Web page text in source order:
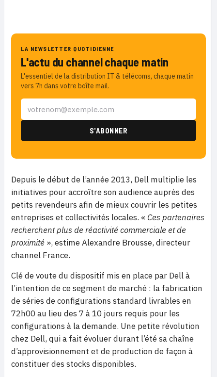
LA NEWSLETTER QUOTIDIENNE
L'actu du channel chaque matin
L'essentiel de la distribution IT & télécoms, chaque matin
vers 7h dans votre boîte mail.
Depuis le début de l’année 2013, Dell multiplie les
initiatives pour accroître son audience auprès des
petits revendeurs afin de mieux couvrir les petites
entreprises et collectivités locales. « Ces partenaires
recherchent plus de réactivité commerciale et de
proximité », estime Alexandre Brousse, directeur
channel France.
Clé de voute du dispositif mis en place par Dell à
l’intention de ce segment de marché : la fabrication
de séries de configurations standard livrables en
72h00 au lieu des 7 à 10 jours requis pour les
configurations à la demande. Une petite révolution
chez Dell, qui a fait évoluer durant l’été sa chaîne
d’approvisionnement et de production de façon à
constituer des stocks disponibles.